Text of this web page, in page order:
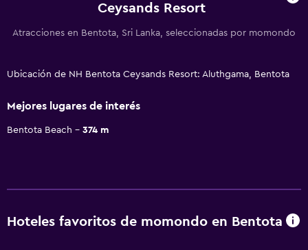
Ceysands Resort
Atracciones en Bentota, Sri Lanka, seleccionadas por momondo
Ubicación de NH Bentota Ceysands Resort: Aluthgama, Bentota
Mejores lugares de interés
Bentota Beach 374 m
Hoteles favoritos de momondo en Bentota